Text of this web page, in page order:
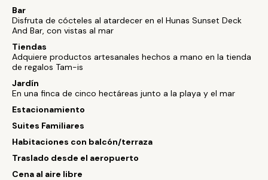
Bar
Disfruta de cócteles al atardecer en el Hunas Sunset Deck
And Bar, con vistas al mar
Tiendas
Adquiere productos artesanales hechos a mano en la tienda
de regalos Tam-is
Jardín
En una finca de cinco hectáreas junto a la playa y el mar
Estacionamiento
Suites Familiares
Habitaciones con balcón/terraza
Traslado desde el aeropuerto
Cena al aire libre